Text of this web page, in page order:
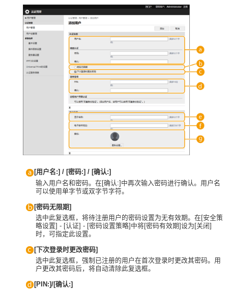
[用户名:] / [密码:] / [确认:]
输入用户名和密码。在[确认:]中再次输入密码进行确认。用户名
可以使用单字节或双字节字符。
[密码无限期]
选中此复选框，将待注册用户的密码设置为无有效期。在[安全策
略设置] - [认证] - [密码设置策略]中将[密码有效期]设为[关闭]
时，可指定此设置。
[下次登录时更改密码]
选中此复选框，强制已注册的用户在首次登录时更改其密码。用
户更改其密码后，将自动清除此复选框。
[PIN:]/[确认:]